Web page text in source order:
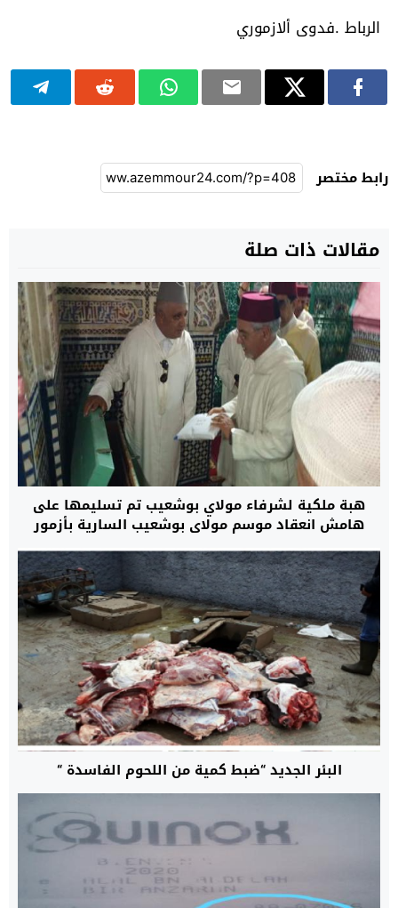
الرباط .فدوى ألازموري
رابط مختصر
مقالات ذات صلة
هبة ملكية لشرفاء مولاي بوشعيب تم تسليمها على
هامش انعقاد موسم مولاي بوشعيب السارية بأزمور
البئر الجديد “ضبط كمية من اللحوم الفاسدة “